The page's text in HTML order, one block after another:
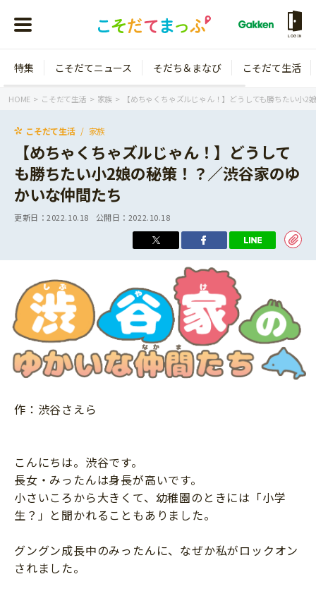
LOGIN
年齢から探す
3歳
年中
年長
小学1年生
小学2年生
小学3年生
小学4年生
小学5年生
小学6年生
イベント
ニュース
そだち＆まなび
ワーク・ドリル
幼稚園・保育園
科学・プログラミング
絵本・読み聞かせ
自由研究・工作
読書感想文
運動・あそび・ゲーム
こそだて生活
住まい
親子でいっしょに
人間関係
おでかけ
家族
料理
こそだてマンガ
特集 こそだてニュース そだち＆まなび こそだて生活
HOME こそだて生活 家族 【めちゃくちゃズルじゃん！】どうしても勝ちたい小
こそだて生活 家族
【めちゃくちゃズルじゃん！】どうして
も勝ちたい小2娘の秘策！？／渋谷家のゆ
かいな仲間たち
更新日：2022.10.18 公開日： 2022.10.18
作：渋谷さえら
こんにちは。渋谷です。
長女・みったんは身長が高いです。
小さいころから大きくて、幼稚園のときには「小学
生？」と聞かれることもありました。
グングン成長中のみったんに、なぜか私がロックオン
されました。